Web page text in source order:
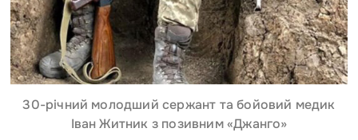
30-річний молодший сержант та бойовий медик
Іван Житник з позивним «Джанго»